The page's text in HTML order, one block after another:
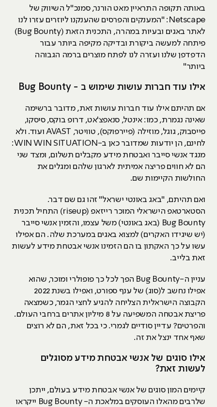
באותה תקופה התראיין מאט הורנר, סמנכ"ל השיווק של
Netscape: "המענקים והפרסים שהענקנו ליוזרים עזרו לנו
לאתר באגים ובעיות במהרה, התכנית הזאת (Bug Bounty)
פיתחה למעשה ביקורת ובדיקה מקיפה ביותר עבור
הדפדפן שלנו ועזרה לנו לפתח מוצרים ברמה הגבוהה
ביותר"
אילו עוד חברות עושות שימוש ב - Bug Bounty
אם תהיתם אילו עוד חברות עושות זאת, מדובר ברשימה
שאינה נגמרת, כמו: אינטל, סנאפצ'אט, דרופ בוקס, סיסקו,
פייסבוק, גוגל, מוזילה (פיירפוקס), טוויטר, AVAST ועוד. ולא
לחינם, הן יודעות שמדובר כאן ב-WIN WIN SITUATION:
מנגד אנשי סייבר ואבטחת מידע מקבלים תשלום, ומצד שני
הם לא חווים פריצה אמיתית לארגון שלהם ומגלים את
החולשות הקיימות שם.
ואם תהיתם, "באג באונטי ישראל" זהו גם שם דבר.
הסטארטאפ הישראלי המוכר רייזאפ (riseup) התחיל תכנית
Bug Bounty (באג באונטי) משל עצמו, והזמין אנשי סייבר
(יש שיגידו האקרים) למצוא באגים במערכת שלה. הם אפילו
עשו על כך האקתון בו הם הזמינו אנשי אבטחת מידע לעשות
זאת בלייב.
עניין ה-Bug Bounty הפך לכל כך פופולרי ומוכר, שהוא
אפילו נחשב ל(סוג) של ענף ספורט, ואפילו בשנת 2022
הקבוצה הישראלית הצליחה להגיע לחצי הגמר, כשמצאה
פריצת אבטחה המשפיעה על 8 מיליון אתרים ברחבי העולם.
והפרטים? עדיין סודיים לגמרי. כי בכל זאת, הם לא רוצים
שאף אחד ינצל את זה.
אילו סוגים של אנשי אבטחת מידע מסוגלים
לעשות זאת?
קיימים המון סוגים של אנשי אבטחת מידע בעולם, ייתכן
שלרבים מהאלו העוסקים במלאכת ה- Bug Bounty ייקראו